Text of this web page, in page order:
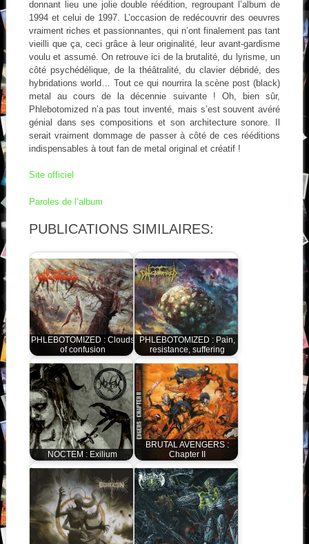
donnant lieu une jolie double réédition, regroupant l’album de
1994 et celui de 1997. L’occasion de redécouvrir des oeuvres
vraiment riches et passionnantes, qui n’ont finalement pas tant
vieilli que ça, ceci grâce à leur originalité, leur avant-gardisme
voulu et assumé. On retrouve ici de la brutalité, du lyrisme, un
côté psychédélique, de la théâtralité, du clavier débridé, des
hybridations world… Tout ce qui nourrira la scène post (black)
metal au cours de la décennie suivante ! Oh, bien sûr,
Phlebotomized n’a pas tout inventé, mais s’est souvent avéré
génial dans ses compositions et son architecture sonore. Il
serait vraiment dommage de passer à côté de ces rééditions
indispensables à tout fan de metal original et créatif !
Site officiel
Paroles de l’album
PUBLICATIONS SIMILAIRES:
PHLEBOTOMIZED : Clouds
of confusion
PHLEBOTOMIZED : Pain,
resistance, suffering
NOCTEM : Exilium
BRUTAL AVENGERS :
Chapter II